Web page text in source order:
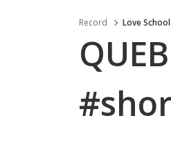
Record Love